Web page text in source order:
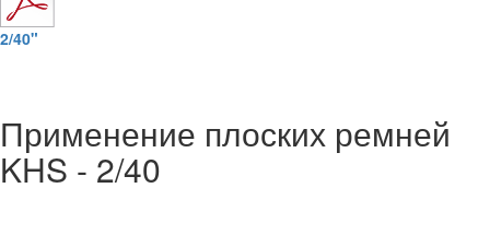
2/40"
Применение плоских ремней
KHS - 2/40